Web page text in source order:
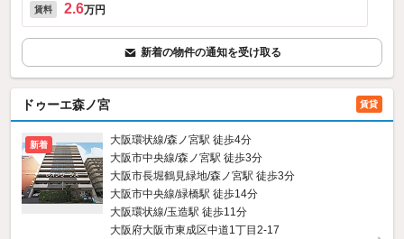
賃料 2.6万円
新着の物件の通知を受け取る
ドゥーエ森ノ宮 賃貸
新着
大阪環状線/森ノ宮駅 徒歩4分
大阪市中央線/森ノ宮駅 徒歩3分
大阪市長堀鶴見緑地/森ノ宮駅 徒歩3分
大阪市中央線/緑橋駅 徒歩14分
大阪環状線/玉造駅 徒歩11分
大阪府大阪市東成区中道1丁目2-17